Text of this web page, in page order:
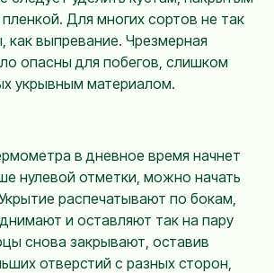
Для многих сортов не так
выпревание. Чрезмерная
опасны для побегов, слишком
укрывным материалом.
в дневное время начнет
нулевой отметки, можно начать
распечатывают по бокам,
и оставляют так на пару
снова закрывают, оставив
отверстий с разных сторон,